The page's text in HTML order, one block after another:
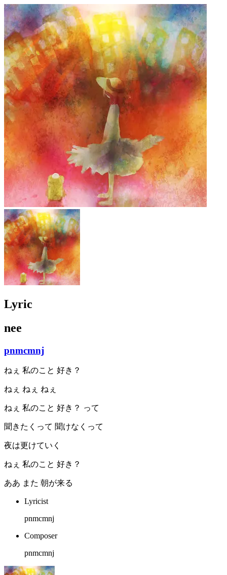
Lyric
nee
pnmcmnj
ねぇ 私のこと 好き？
ねぇ ねぇ ねぇ
ねぇ 私のこと 好き？ って
聞きたくって 聞けなくって
夜は更けていく
ねぇ 私のこと 好き？
ああ また 朝が来る
Lyricist
pnmcmnj
Composer
pnmcmnj